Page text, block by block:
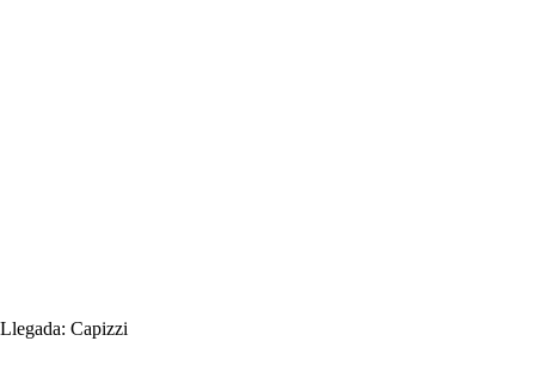
Llegada: Capizzi